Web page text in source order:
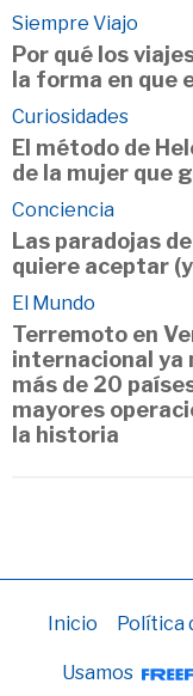
Siempre Viajo
Por qué los
la forma en que
Curiosidades
El método de
de la mujer que
Conciencia
Las paradojas
quiere aceptar
El Mundo
Terremoto en
internacional ya
más de 20
mayores
la historia
Inicio Política
Usamos